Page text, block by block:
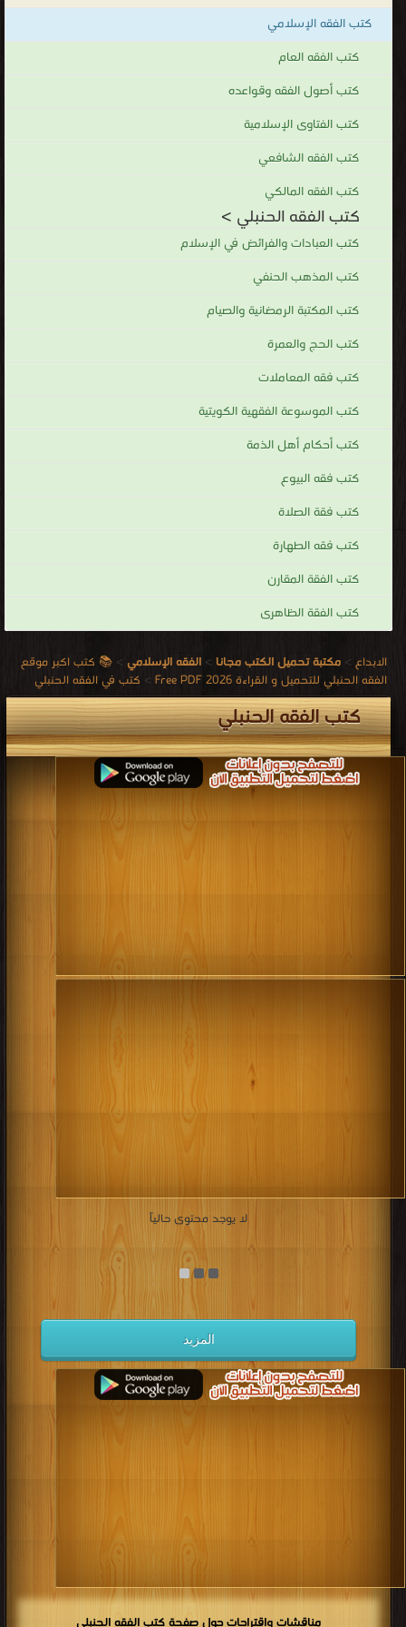
كتب الفقه الإسلامي
كتب الفقه العام
كتب أصول الفقه وقواعده
كتب الفتاوى الإسلامية
كتب الفقه الشافعي
كتب الفقه المالكي
كتب الفقه الحنبلي >
كتب العبادات والفرائض في الإسلام
كتب المذهب الحنفي
كتب المكتبة الرمضانية والصيام
كتب الحج والعمرة
كتب فقه المعاملات
كتب الموسوعة الفقهية الكويتية
كتب أحكام أهل الذمة
كتب فقه البيوع
كتب فقة الصلاة
كتب فقه الطهارة
كتب الفقة المقارن
كتب الفقة الظاهرى
الابداع > مكتبة تحميل الكتب مجانا > الفقه الإسلامي > 📚 كتب اكبر موقع
الفقه الحنبلي للتحميل و القراءة 2026 Free PDF
> كتب في الفقه الحنبلي
كتب الفقه الحنبلي
لا يوجد محتوى حالياً
المزيد